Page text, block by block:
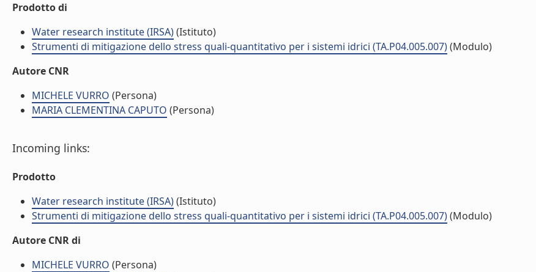
Prodotto di
Water research institute (IRSA)(Istituto)
Strumenti di mitigazione dello stress quali-quantitativo per i sistemi idrici (TA.P04.005.007)(Modulo)
Autore CNR
MICHELE VURRO (Persona)
MARIA CLEMENTINA CAPUTO (Persona)
Incoming links:
Prodotto
Water research institute (IRSA)(Istituto)
Strumenti di mitigazione dello stress quali-quantitativo per i sistemi idrici (TA.P04.005.007)(Modulo)
Autore CNR di
MICHELE VURRO (Persona)